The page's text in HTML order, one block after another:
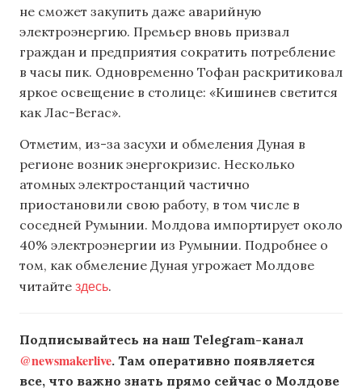
не сможет закупить даже аварийную
электроэнергию. Премьер вновь призвал
граждан и предприятия сократить потребление
в часы пик. Одновременно Тофан раскритиковал
яркое освещение в столице: «Кишинев светится
как Лас-Вегас».
Отметим, из-за засухи и обмеления Дуная в
регионе возник энергокризис. Несколько
атомных электростанций частично
приостановили свою работу, в том числе в
соседней Румынии. Молдова импортирует около
40% электроэнергии из Румынии. Подробнее о
том, как обмеление Дуная угрожает Молдове
читайте здесь.
Подписывайтесь на наш Telegram-канал
@newsmakerlive. Там оперативно появляется
все, что важно знать прямо сейчас о Молдове